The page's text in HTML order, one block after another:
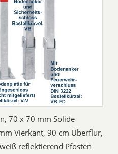
70 x 70 mm Solide
Vierkant, 90 cm Überflur,
reflektierend Pfosten